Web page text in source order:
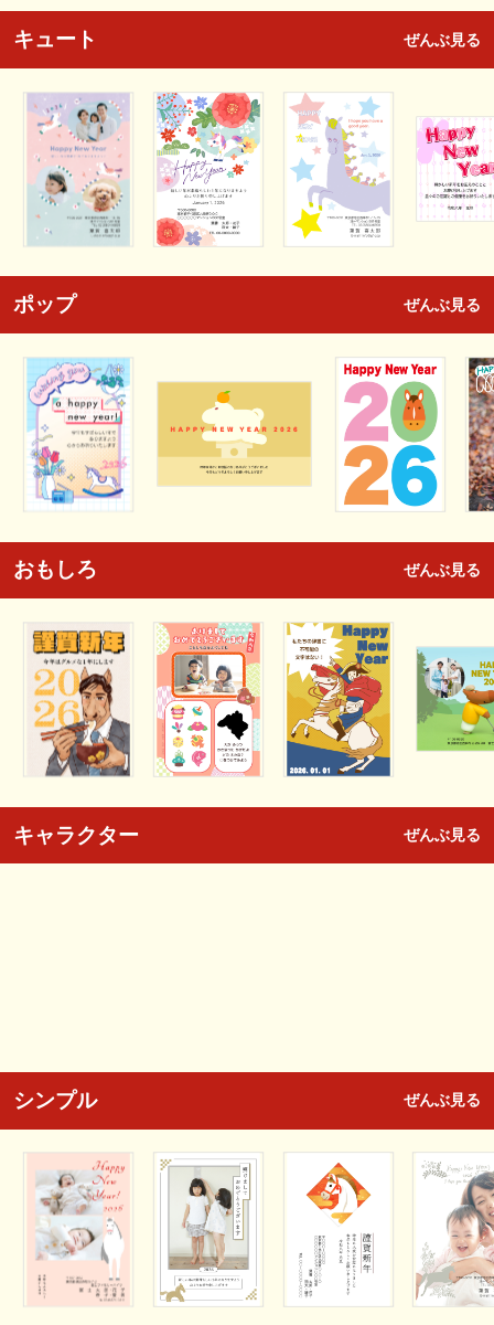
キュート ぜんぶ見る
ポップ ぜんぶ見る
おもしろ ぜんぶ見る
キャラクター ぜんぶ見る
シンプル ぜんぶ見る